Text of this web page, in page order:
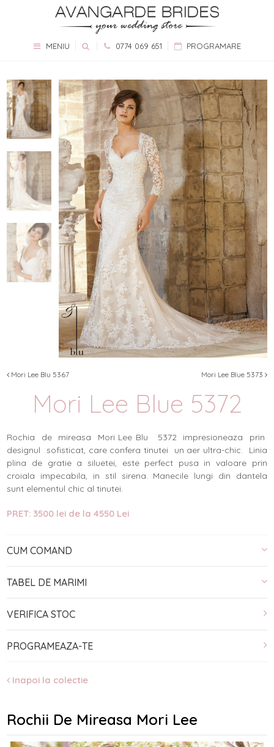
MENIU 0774 069 651 PROGRAMARE
Mori Lee Blu 5367 Mori Lee Blue 5373
Mori Lee Blue 5372
Rochia de mireasa Mori Lee Blu 5372 impresioneaza prin
designul sofisticat, care confera tinutei un aer ultra-chic. Linia
plina de gratie a siluetei, este perfect pusa in valoare prin
croiala impecabila, in stil sirena. Manecile lungi din dantela
sunt elementul chic al tinutei.
PRET: 3500 lei de la 4550 Lei
CUM COMAND
TABEL DE MARIMI
VERIFICA STOC
PROGRAMEAZA-TE
Inapoi la colectie
Rochii De Mireasa Mori Lee